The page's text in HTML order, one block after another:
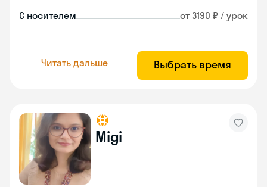
С носителем от 3190 ₽ / урок
Читать дальше Выбрать время
Migi